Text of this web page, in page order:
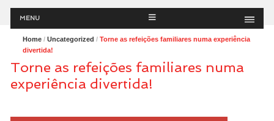
Menu
MENU
Home/ Uncategorized / Torne as refeições familiares numa experiência
divertida!
Torne as refeições familiares numa
experiência divertida!